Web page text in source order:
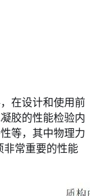
在设计和使用前
胶的性能检验内
等，其中物理力
非常重要的性能